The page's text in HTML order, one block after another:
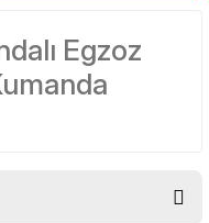
Egzoz